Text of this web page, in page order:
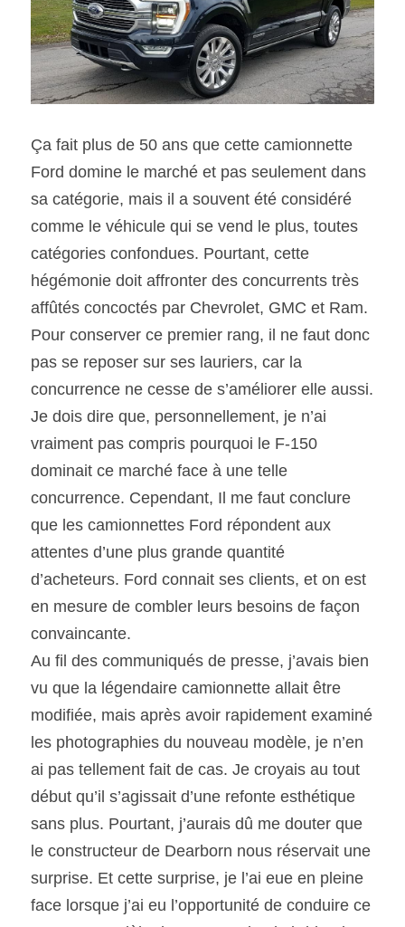
SOUMISSION RAPIDE
ASSURANCE
Ça fait plus de 50 ans que cette camionnette
Ford domine le marché et pas seulement dans
sa catégorie, mais il a souvent été considéré
comme le véhicule qui se vend le plus, toutes
catégories confondues. Pourtant, cette
hégémonie doit affronter des concurrents très
affûtés concoctés par Chevrolet, GMC et Ram.
Pour conserver ce premier rang, il ne faut donc
pas se reposer sur ses lauriers, car la
concurrence ne cesse de s’améliorer elle aussi.
Je dois dire que, personnellement, je n’ai
vraiment pas compris pourquoi le F-150
dominait ce marché face à une telle
concurrence. Cependant, Il me faut conclure
que les camionnettes Ford répondent aux
attentes d’une plus grande quantité
d’acheteurs. Ford connait ses clients, et on est
en mesure de combler leurs besoins de façon
convaincante.
Au fil des communiqués de presse, j’avais bien
vu que la légendaire camionnette allait être
modifiée, mais après avoir rapidement examiné
les photographies du nouveau modèle, je n’en
ai pas tellement fait de cas. Je croyais au tout
début qu’il s’agissait d’une refonte esthétique
sans plus. Pourtant, j’aurais dû me douter que
le constructeur de Dearborn nous réservait une
surprise. Et cette surprise, je l’ai eue en pleine
face lorsque j’ai eu l’opportunité de conduire ce